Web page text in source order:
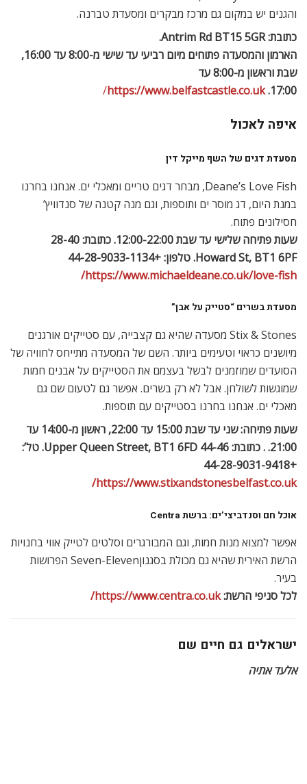
מסעדת דגים של השף מייקל דין
Deane’s Love Fish, מבחר דגים טריים ומאכלי ים. אנחנו בחרנו
במנת היום, דג מוסר ים ותוספות, וגם מנה קטנה של סנדוויץ’
חסילונים פתוח.
https://www.michaeldeane.co.uk/love-fish/
מסעדת בשרים “סטייק על אבן”
Stix & Stones מסעדה שהיא גם קצבייה, עם סטייקים אורגנים
מיושנים כראוי וטעימים ביותר. השם של המסעדה מתייחס לחוויה של
הסועדים שמוזמנים לבשל בעצמם את הסטייקים על אבנים חמות
שמוגשות לשולחן. אבל לא רק בשרים. אפשר גם לטעום שם גם
מאכלי ים. אנחנו בחרנו בסטייקים עם תוספות.
+44-28-9031-9418
https://www.stixandstonesbelfast.co.uk/
אוכל חם וסנדביצי’ים: ברשת Centra
אפשר למצוא מנות חמות, וגם המבורגרים וסלטים לטייק אווי בחנויות
בעיר.
לכל סניפי הרשת:https://www.centra.co.uk/
ישראלים גם חיים שם
אלעד אתיה
אלעד אתיה
הקהילה היהודית בצפון אירלנד מונה כיום 30 בתי אב הרשומים
1977. אוכל כשר כמעט ואין, ומוצרים ישראלים אפשר למצוא
בסופרים גדולים בלבד. האוכלוסייה הנוצרית מחולקת בין תומכי
פלסטין (רובם קתולים) לבין תומכי ישראל (רובם פרוטסטנטים).